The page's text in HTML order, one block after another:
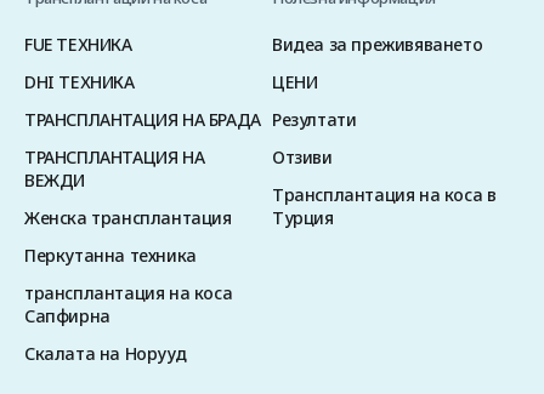
FUE ТЕХНИКА
DHI ТЕХНИКА
ТРАНСПЛАНТАЦИЯ НА БРАДА
ТРАНСПЛАНТАЦИЯ НА
ВЕЖДИ
Женска трансплантация
Перкутанна техника
трансплантация на коса
Сапфирна
Скалата на Норууд
Видеа за преживяването
ЦЕНИ
Резултати
Отзиви
Трансплантация на коса в
Турция